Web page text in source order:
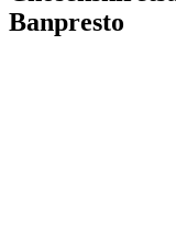
Banpresto